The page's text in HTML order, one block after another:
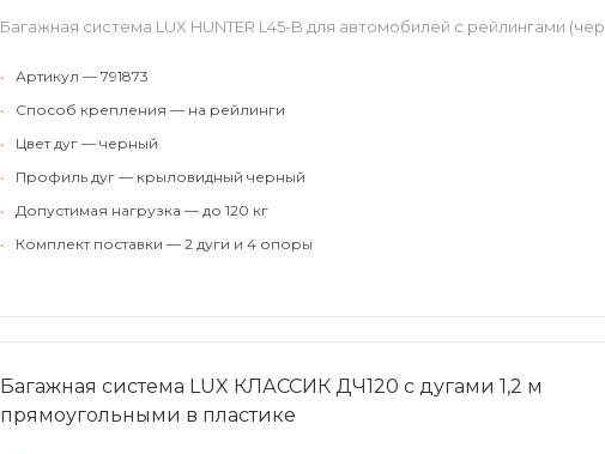
Багажная система LUX HUNTER L45-B для автомобилей с рейлингами
•
Артикул — 791873
•
Способ крепления — на рейлинги
•
Цвет дуг — черный
•
Профиль дуг — крыловидный черный
•
Допустимая нагрузка — до 120 кг
•
Комплект поставки — 2 дуги и 4 опоры
Багажная система LUX КЛАССИК ДЧ120 с дугами 1,2 м
прямоугольными в пластике